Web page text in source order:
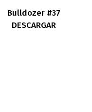
Bulldozer #37
DESCARGAR